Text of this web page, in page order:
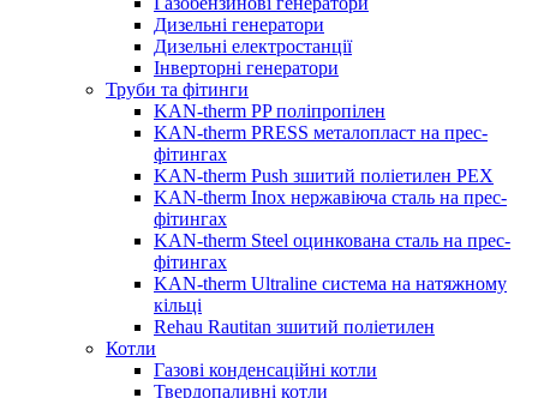
Дизельні генератори
Дизельні електростанції
Інверторні генератори
Труби та фітинги
KAN-therm PP поліпропілен
KAN-therm PRESS металопласт на прес-
фітингах
KAN-therm Push зшитий поліетилен PEX
KAN-therm Inox нержавіюча сталь на прес-
фітингах
KAN-therm Steel оцинкована сталь на прес-
фітингах
KAN-therm Ultraline система на натяжному
кільці
Rehau Rautitan зшитий поліетилен
Котли
Газові конденсаційні котли
Твердопаливні котли